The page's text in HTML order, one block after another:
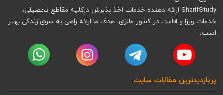
SharifStudy ارائه دهنده خدمات اخذ پذیرش درکلیه مقاطع تحصیلی،
خدمات ویزا و اقامت در کشور مالزی. هدف ما ارائه راهی به سوی زندگی بهتر
است.
پربازدیدترین مقالات سایت